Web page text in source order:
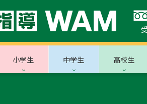
小学生 中学生 高校生